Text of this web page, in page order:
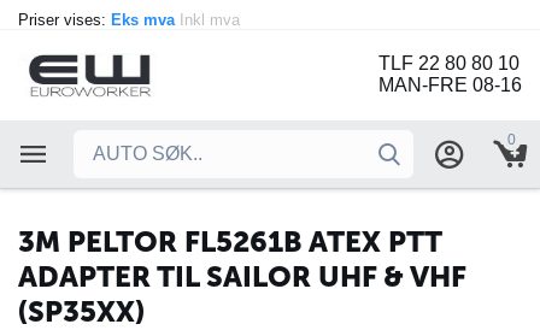
Priser vises: Eks mva Inkl mva
TLF 22 80 80 10
MAN-FRE 08-16
0
3M PELTOR FL5261B ATEX PTT
ADAPTER TIL SAILOR UHF & VHF
(SP35XX)